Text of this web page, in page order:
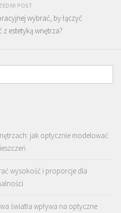
POST
wybrać, by łączyć
estetyką wnętrza?
jak optycznie modelować
wysokość i proporcje dla
światła wpływa na optyczne